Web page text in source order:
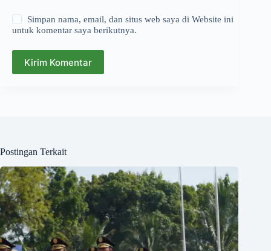
Simpan nama, email, dan situs web saya di Website ini
untuk komentar saya berikutnya.
Kirim Komentar
Postingan Terkait